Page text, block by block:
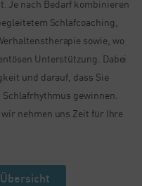
Je nach Bedarf kombinieren
Schlafcoaching,
sowie, wo
Unterstützung. Dabei
und darauf, dass Sie
gewinnen.
nehmen uns Zeit für Ihre